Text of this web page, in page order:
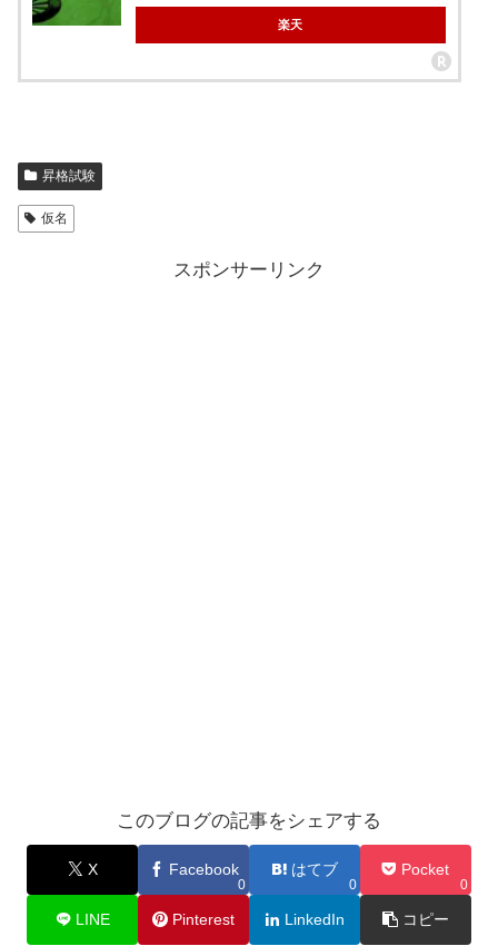
楽天
昇格試験
仮名
スポンサーリンク
このブログの記事をシェアする
X Facebook
0
はてブ
0
Pocket
0
LINE Pinterest LinkedIn コピー